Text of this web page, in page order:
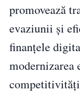
promovează
evaziunii și
finanțele
modernizarea